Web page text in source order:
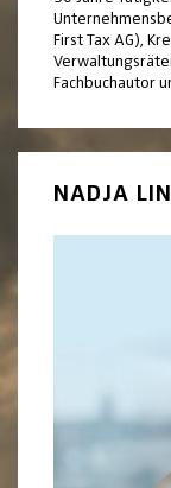
First Tax AG),
Fachbuchautor
NADJA